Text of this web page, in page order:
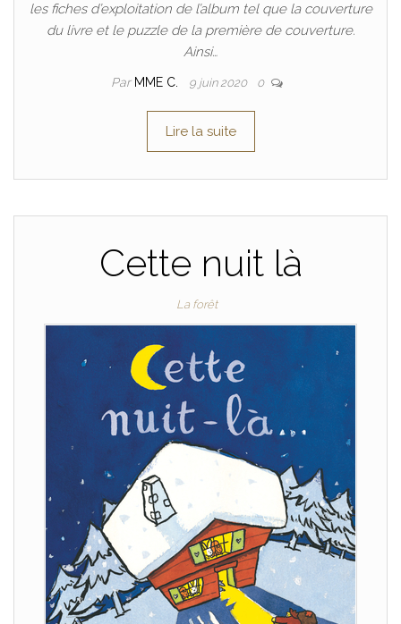
les fiches d’exploitation de l’album tel que la couverture
du livre et le puzzle de la première de couverture.
Ainsi…
Par MME C. 9 juin 2020 0
Lire la suite
Cette nuit là
La forêt